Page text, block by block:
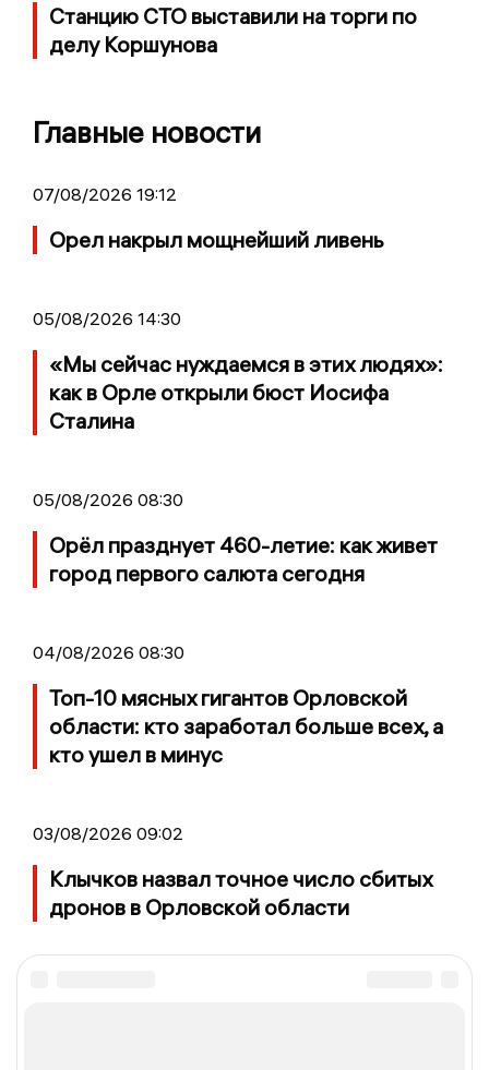
Станцию СТО выставили на торги по
делу Коршунова
Главные новости
07/08/2026 19:12
Орел накрыл мощнейший ливень
05/08/2026 14:30
«Мы сейчас нуждаемся в этих людях»:
как в Орле открыли бюст Иосифа
Сталина
05/08/2026 08:30
Орёл празднует 460-летие: как живет
город первого салюта сегодня
04/08/2026 08:30
Топ-10 мясных гигантов Орловской
области: кто заработал больше всех, а
кто ушел в минус
03/08/2026 09:02
Клычков назвал точное число сбитых
дронов в Орловской области